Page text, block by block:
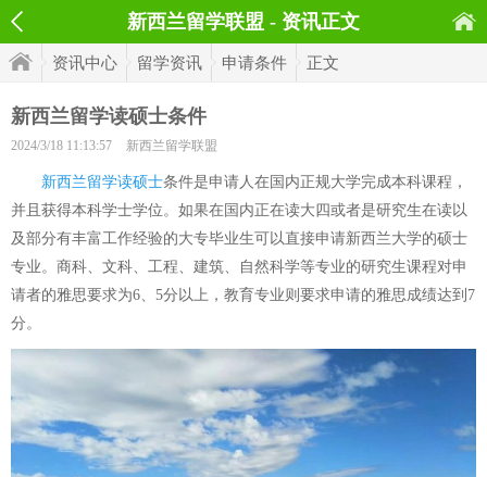
新西兰留学联盟 - 资讯正文
资讯中心 留学资讯 申请条件 正文
新西兰留学读硕士条件
2024/3/18 11:13:57 新西兰留学联盟
新西兰留学读硕士条件是申请人在国内正规大学完成本科课程，
并且获得本科学士学位。如果在国内正在读大四或者是研究生在读以
及部分有丰富工作经验的大专毕业生可以直接申请新西兰大学的硕士
专业。商科、文科、工程、建筑、自然科学等专业的研究生课程对申
请者的雅思要求为6、5分以上，教育专业则要求申请的雅思成绩达到7
分。